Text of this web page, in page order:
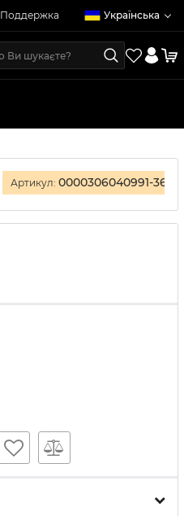
Поддержка Українська
Артикул: 0000306040991-36